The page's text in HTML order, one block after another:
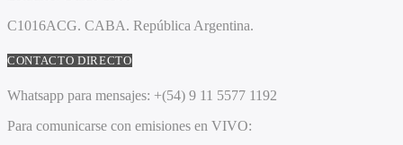
C1016ACG. CABA. República Argentina.
CONTACTO DIRECTO
Whatsapp para mensajes: +(54) 9 11 5577 1192
Para comunicarse con emisiones en VIVO: